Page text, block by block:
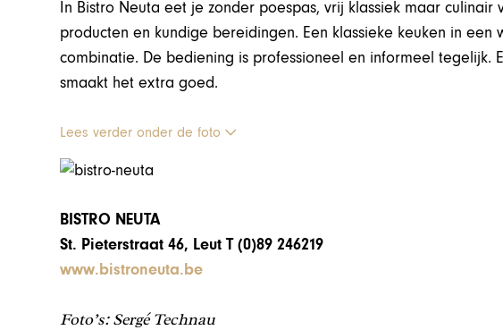
In Bistro Neuta eet je zonder poespas, vrij klassiek maar
producten en kundige bereidingen. Een klassieke keuken in
combinatie. De bediening is professioneel en informeel tegelijk.
smaakt het extra goed.
Lees verder onder de foto
BISTRO NEUTA
St. Pieterstraat 46, Leut T (0)89 246219
www.bistroneuta.be
Foto’s: Sergé Technau